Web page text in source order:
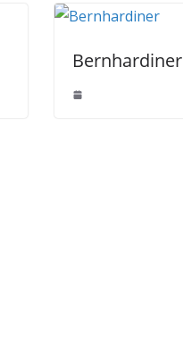
Bernhardiner